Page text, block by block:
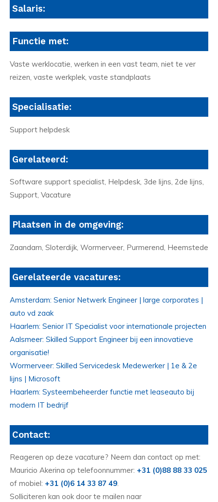
Salaris:
Functie met:
Vaste werklocatie, werken in een vast team, niet te ver
reizen, vaste werkplek, vaste standplaats
Specialisatie:
Support helpdesk
Gerelateerd:
Software support specialist, Helpdesk, 3de lijns, 2de lijns,
Support, Vacature
Plaatsen in de omgeving:
Zaandam, Sloterdijk, Wormerveer, Purmerend, Heemstede
Gerelateerde vacatures:
Amsterdam: Senior Netwerk Engineer | large corporates |
auto vd zaak
Haarlem: Senior IT Specialist voor internationale projecten
Aalsmeer: Skilled Support Engineer bij een innovatieve
organisatie!
Wormerveer: Skilled Servicedesk Medewerker | 1e & 2e
lijns | Microsoft
Haarlem: Systeembeheerder functie met leaseauto bij
modern IT bedrijf
Contact:
Reageren op deze vacature? Neem dan contact op met:
Mauricio Akerina op telefoonnummer: +31 (0)88 88 33 025
of mobiel: +31 (0)6 14 33 87 49.
Solliciteren kan ook door te mailen naar